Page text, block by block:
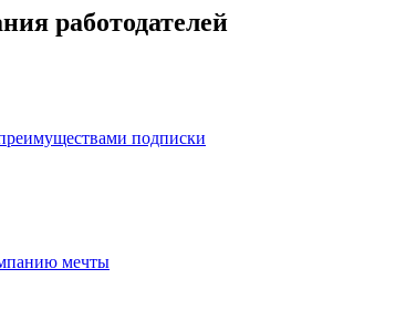
работодателей
подписки
мечты